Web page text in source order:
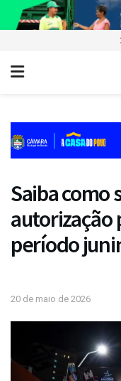
Saiba como
autorização
período
20 de maio de 2026